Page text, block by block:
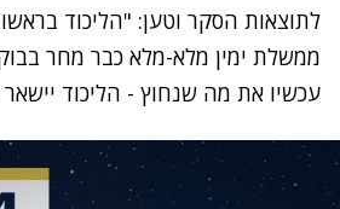
לתוצאות הסקר וטען: "הליכוד
ממשלת ימין מלא-מלא כבר מחר
עכשיו את מה שנחוץ - הליכוד